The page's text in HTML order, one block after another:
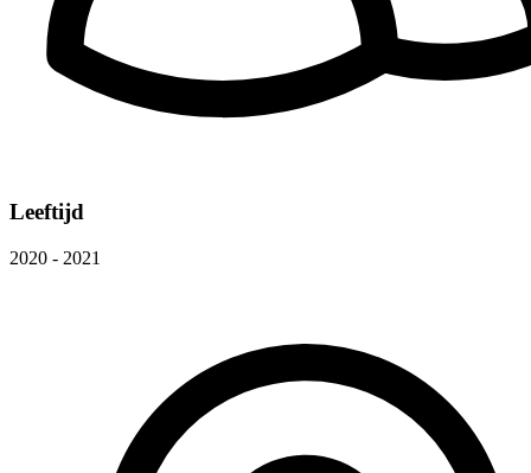
Leeftijd
2020 - 2021